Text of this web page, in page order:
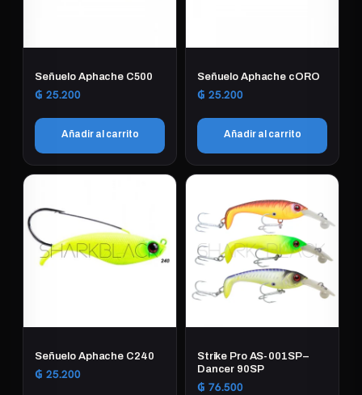
Señuelo Aphache C500
₲ 25.200
Añadir al carrito
Señuelo Aphache cORO
₲ 25.200
Añadir al carrito
Señuelo Aphache C240
₲ 25.200
Strike Pro AS-001SP –
Dancer 90SP
₲ 76.500